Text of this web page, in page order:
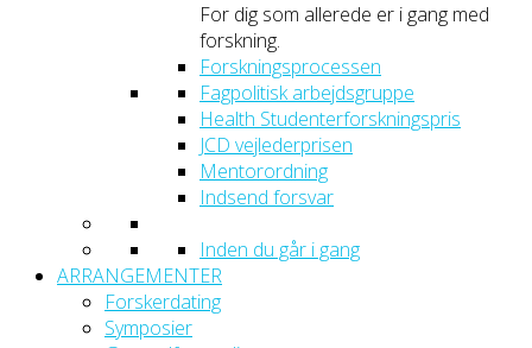
For dig som allerede er i gang med
forskning.
Forskningsprocessen
Fagpolitisk arbejdsgruppe
Health Studenterforskningspris
JCD vejlederprisen
Mentorordning
Indsend forsvar
Inden du går i gang
ARRANGEMENTER
Forskerdating
Symposier